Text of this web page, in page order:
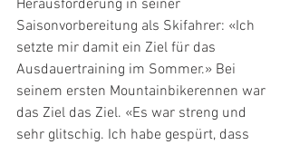
Herausforderung in seiner
Saisonvorbereitung als Skifahrer: «Ich
setzte mir damit ein Ziel für das
Ausdauertraining im Sommer.» Bei
seinem ersten Mountainbikerennen war
das Ziel das Ziel. «Es war streng und
sehr glitschig. Ich habe gespürt, dass